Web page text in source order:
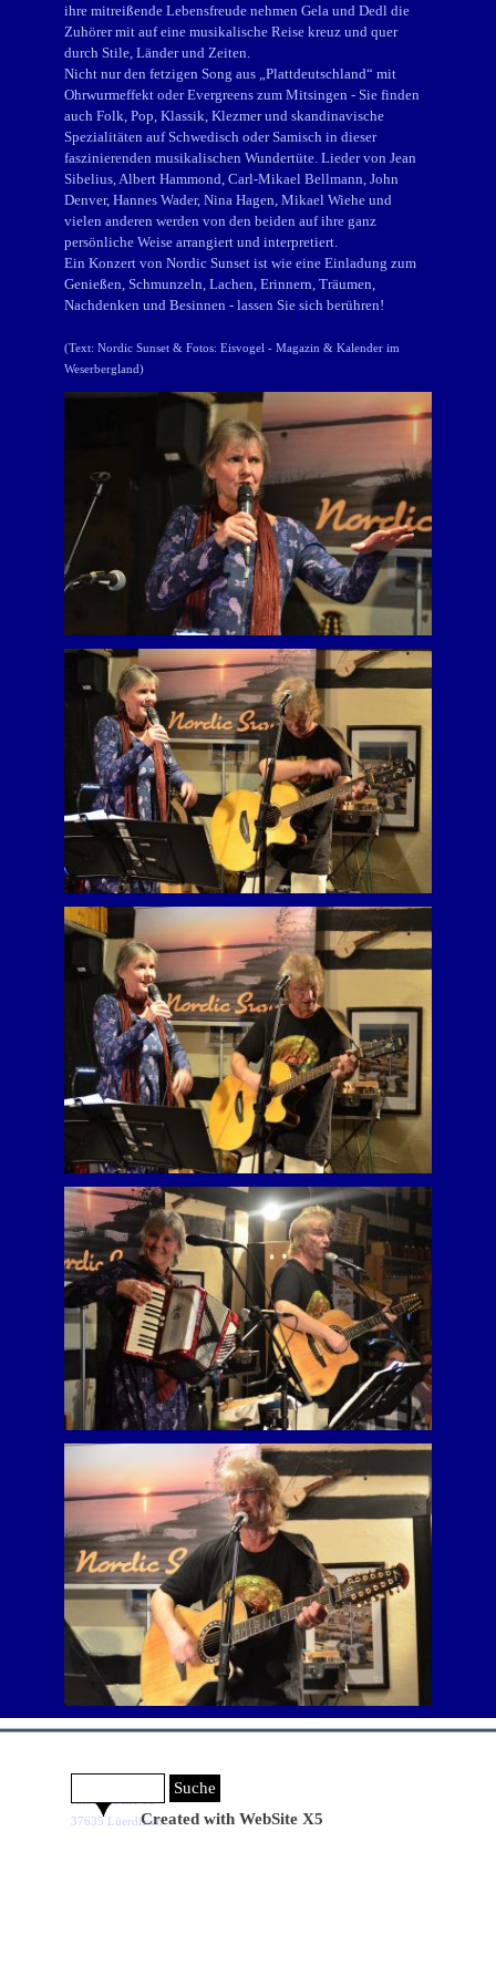
ihre mitreißende Lebensfreude nehmen Gela und Dedl die
Zuhörer mit auf eine musikalische Reise kreuz und quer
durch Stile, Länder und Zeiten.
Nicht nur den fetzigen Song aus „Plattdeutschland“ mit
Ohrwurmeffekt oder Evergreens zum Mitsingen - Sie finden
auch Folk, Pop, Klassik, Klezmer und skandinavische
Spezialitäten auf Schwedisch oder Samisch in dieser
faszinierenden musikalischen Wundertüte. Lieder von Jean
Sibelius, Albert Hammond, Carl-Mikael Bellmann, John
Denver, Hannes Wader, Nina Hagen, Mikael Wiehe und
vielen anderen werden von den beiden auf ihre ganz
persönliche Weise arrangiert und interpretiert.
Ein Konzert von Nordic Sunset ist wie eine Einladung zum
Genießen, Schmunzeln, Lachen, Erinnern, Träumen,
Nachdenken und Besinnen - lassen Sie sich berühren!
(Text: Nordic Sunset & Fotos: Eisvogel - Magazin & Kalender im
Weserbergland)
Syltcafé Fresenhof
Ithbergstraße 13
37635 Lüerdissen
Suche
Created with WebSite X5